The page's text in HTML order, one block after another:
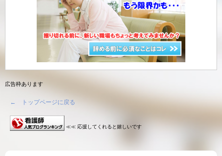
広告枠あります
← トップページに戻る
≪≪ 応援してくれると嬉しいです